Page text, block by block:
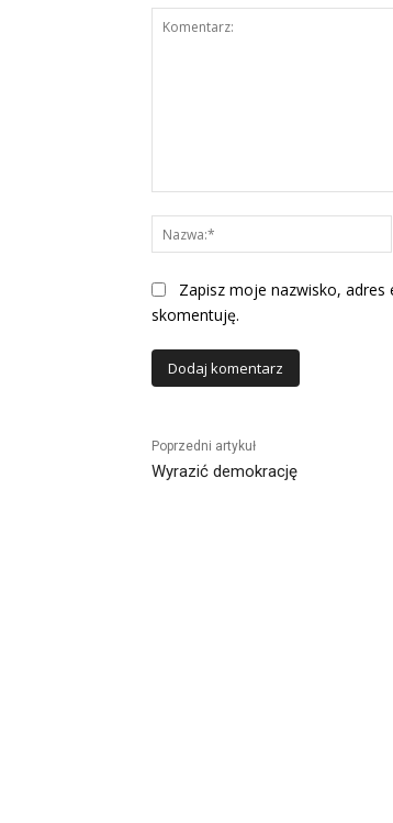
Zapisz moje nazwisko,
skomentuję.
Poprzedni artykuł
Wyrazić demokrację